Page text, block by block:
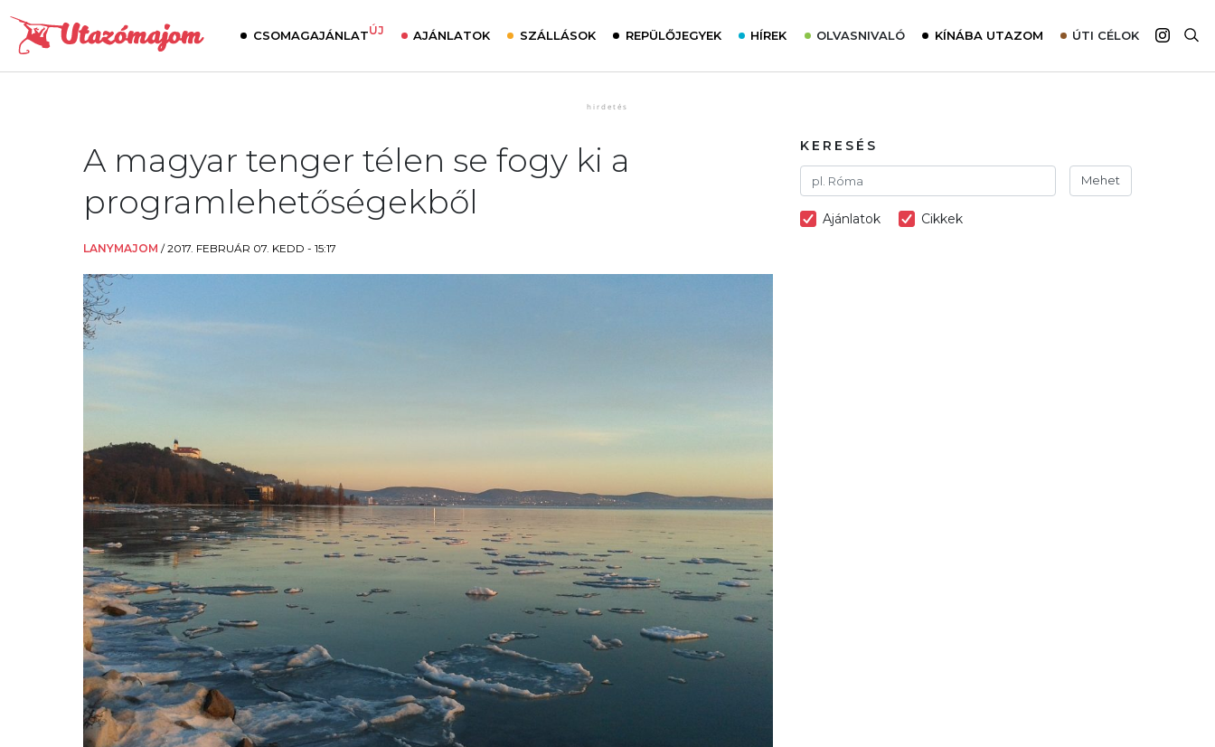
CSOMAGAJÁNLATÚJ AJÁNLATOK SZÁLLÁSOK REPÜLŐJEGYEK HÍREK OLVASNIVALÓ
Interjú
Élménybeszámolók
KÍNÁBA UTAZOM ÚTI CÉLOK
Ausztrália
A magyar tenger télen se fogy ki a
programlehetőségekből
LANYMAJOM /2017. FEBRUÁR 07. KEDD - 15:17
KERESÉS
Mehet
Ajánlatok Cikkek